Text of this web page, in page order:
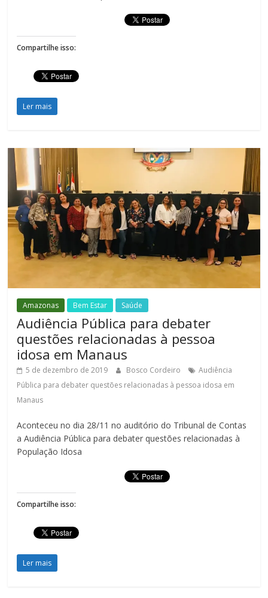
Compartilhe isso:
Ler mais
Amazonas Bem Estar Saúde
Audiência Pública para debater
questões relacionadas à pessoa
idosa em Manaus
5 de dezembro de 2019 Bosco Cordeiro
Audiência
Pública para debater questões relacionadas à pessoa idosa em
Manaus
Aconteceu no dia 28/11 no auditório do Tribunal de Contas
a Audiência Pública para debater questões relacionadas à
População Idosa
Compartilhe isso:
Ler mais